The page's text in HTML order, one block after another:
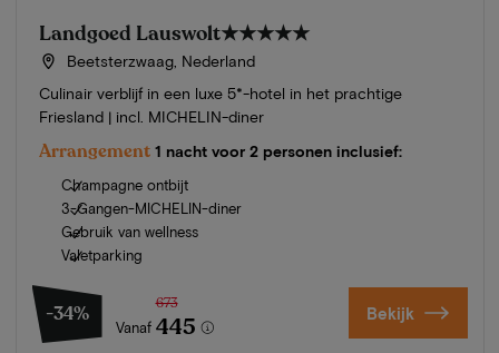
Landgoed Lauswolt★★★★★
Beetsterzwaag, Nederland
Culinair verblijf in een luxe 5*-hotel in het prachtige
Friesland | incl. MICHELIN-diner
Arrangement 1 nacht voor 2 personen inclusief:
Champagne ontbijt
3-Gangen-MICHELIN-diner
Gebruik van wellness
Valetparking
-34%
Vanaf
673
445 Bekijk